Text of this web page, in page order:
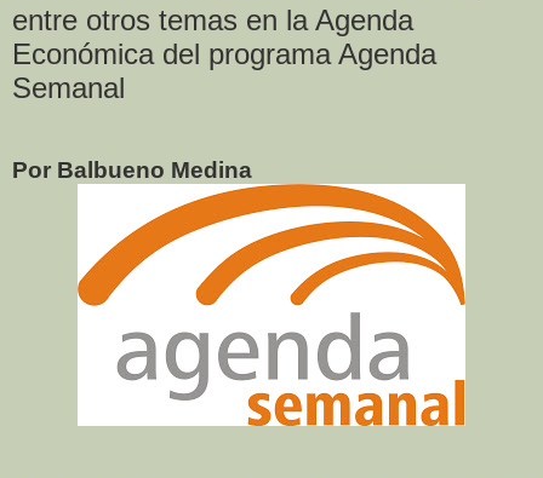
entre otros temas en la Agenda
Económica del programa Agenda
Semanal
Por Balbueno Medina